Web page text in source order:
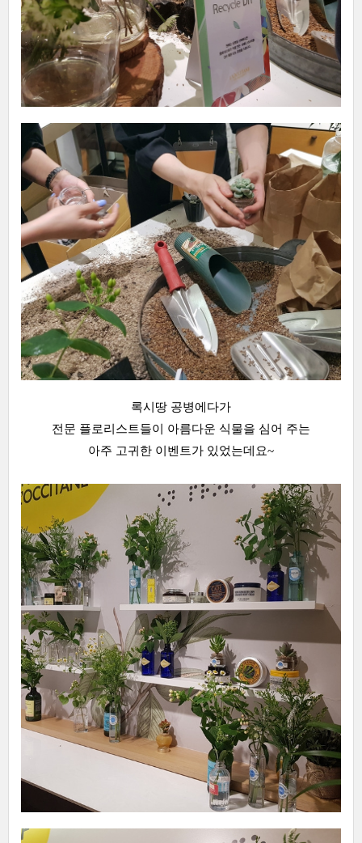
록시땅 공병에다가
전문 플로리스트들이 아름다운 식물을 심어 주는
아주 고귀한 이벤트가 있었는데요~